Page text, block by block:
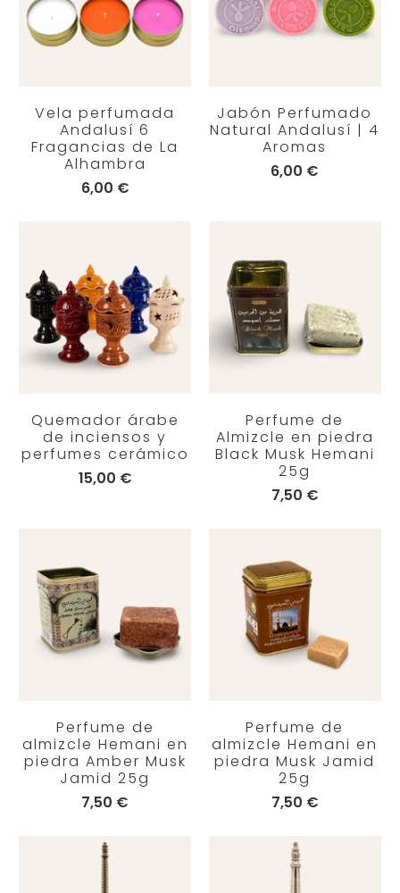
Vela perfumada
Andalusí 6
Fragancias de La
Alhambra
6,00 €
Jabón Perfumado
Natural Andalusí | 4
Aromas
6,00 €
Quemador árabe
de inciensos y
perfumes cerámico
15,00 €
Perfume de
Almizcle en piedra
Black Musk Hemani
25g
7,50 €
Perfume de
almizcle Hemani en
piedra Amber Musk
Jamid 25g
7,50 €
Perfume de
almizcle Hemani en
piedra Musk Jamid
25g
7,50 €